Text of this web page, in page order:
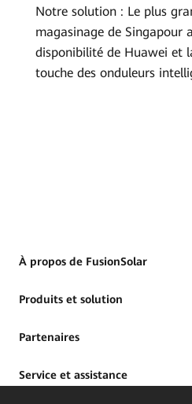
Notre solution : Le plus
magasinage de Singapour
disponibilité de Huawei et
touche des onduleurs
À propos de FusionSolar
Produits et solution
Partenaires
Service et assistance